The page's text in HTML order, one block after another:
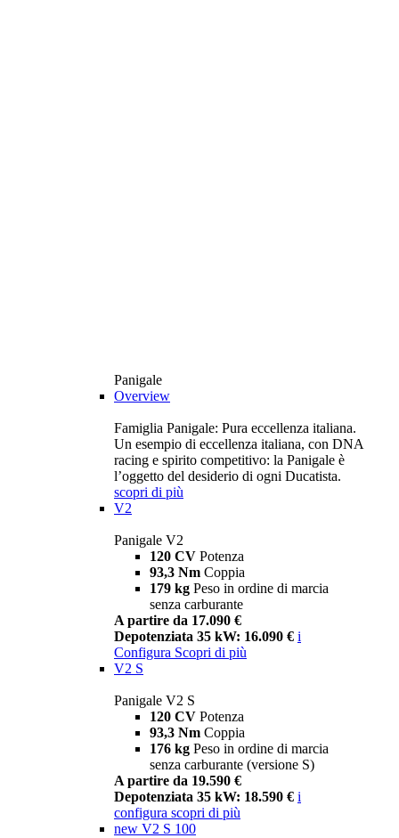
Panigale
Overview
Famiglia Panigale: Pura eccellenza italiana.
Un esempio di eccellenza italiana, con DNA
racing e spirito competitivo: la Panigale è
l’oggetto del desiderio di ogni Ducatista.
scopri di più
V2
Panigale V2
120 CV Potenza
93,3 Nm Coppia
179 kg Peso in ordine di marcia
senza carburante
A partire da 17.090 €
Depotenziata 35 kW: 16.090 € i
Configura Scopri di più
V2 S
Panigale V2 S
120 CV Potenza
93,3 Nm Coppia
176 kg Peso in ordine di marcia
senza carburante (versione S)
A partire da 19.590 €
Depotenziata 35 kW: 18.590 € i
configura scopri di più
new V2 S 100